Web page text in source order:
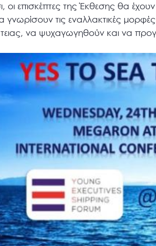
επισκέπτες της Έκθεσης θα
τις εναλλακτικές
να ψυχαγωγηθούν και να